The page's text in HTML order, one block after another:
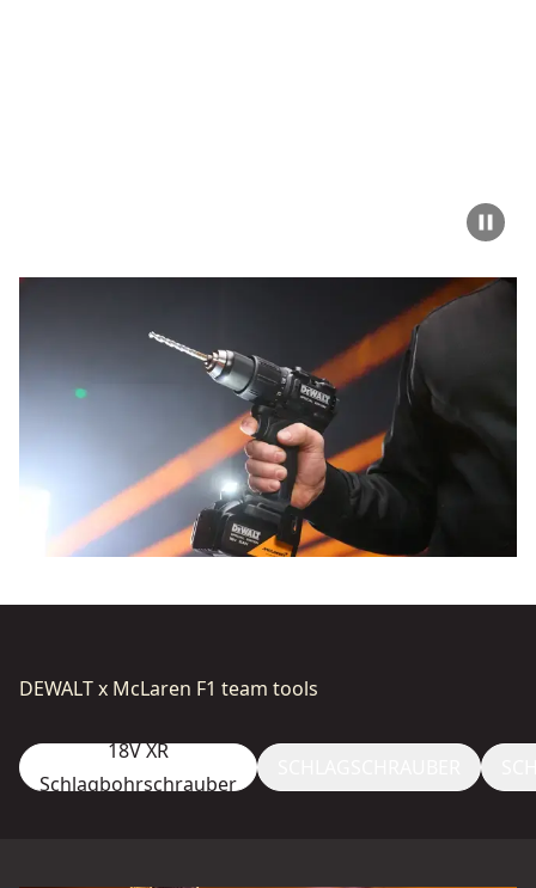
DEWALT x McLaren F1 team tools
18V XR
Schlagbohrschrauber